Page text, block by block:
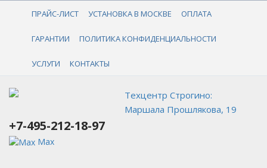
+7-495-212-18-97
ПРАЙС-ЛИСТ УСТАНОВКА В МОСКВЕ ОПЛАТА
ГАРАНТИИ ПОЛИТИКА КОНФИДЕНЦИАЛЬНОСТИ
УСЛУГИ КОНТАКТЫ
Техцентр Строгино:
Маршала Прошлякова, 19
+7-495-212-18-97
Max